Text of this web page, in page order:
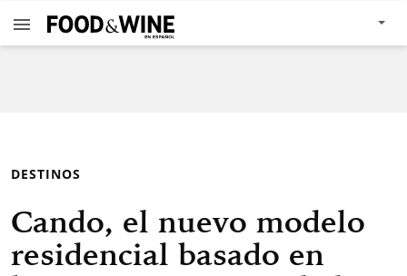
DESTINOS
Cando, el nuevo modelo
residencial basado en